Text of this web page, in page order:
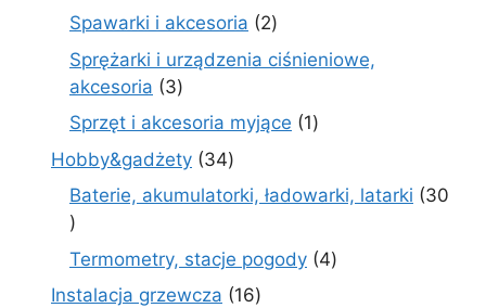
produkty
Spawarki i akcesoria 22
produkty
Sprężarki i urządzenia ciśnieniowe,
akcesoria
33
produkty
Sprzęt i akcesoria myjące 11
Hobby&gadżety 3434
produkty
Baterie, akumulatorki, ładowarki, latarki
30
30
produktów
Termometry, stacje pogody 44
Instalacja grzewcza 1616